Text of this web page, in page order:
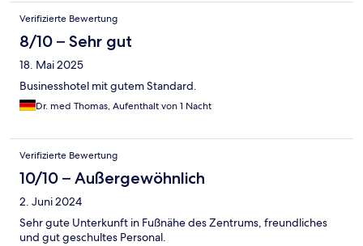
Verifizierte Bewertung
8/10 – Sehr gut
18. Mai 2025
Businesshotel mit gutem Standard.
Dr. med Thomas, Aufenthalt von 1 Nacht
Verifizierte Bewertung
10/10 – Außergewöhnlich
2. Juni 2024
Sehr gute Unterkunft in Fußnähe des Zentrums, freundliches
und gut geschultes Personal.